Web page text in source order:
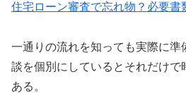
住宅ローン審査で忘れ物？必要書
一通りの流れを知っても実際に準
談を個別にしているとそれだけで
ある。